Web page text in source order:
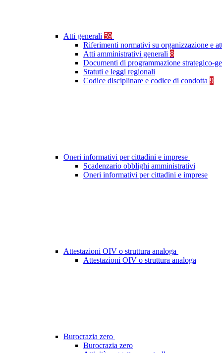
Atti generali 59
Riferimenti normativi su organizzazione e
Atti amministrativi generali 8
Documenti di programmazione strategico-
Statuti e leggi regionali
Codice disciplinare e codice di condotta 9
Oneri informativi per cittadini e imprese
Scadenzario obblighi amministrativi
Oneri informativi per cittadini e imprese
Attestazioni OIV o struttura analoga
Attestazioni OIV o struttura analoga
Burocrazia zero
Burocrazia zero